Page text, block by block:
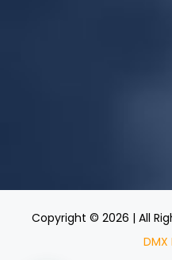
Copyright © 2026 | All
DMX